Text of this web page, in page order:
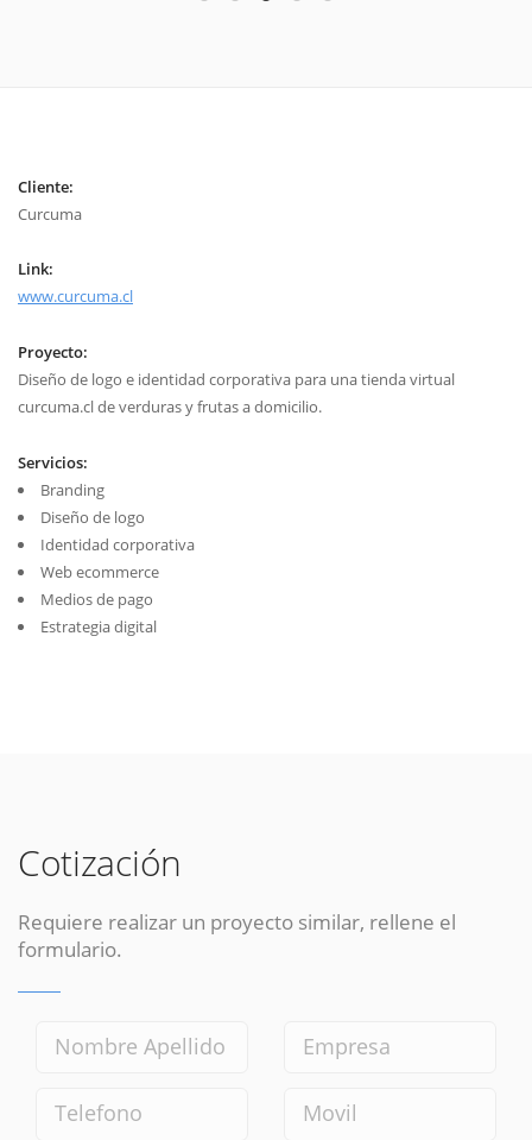
Cliente:
Curcuma
Link:
www.curcuma.cl
Proyecto:
Diseño de logo e identidad corporativa para una tienda virtual
curcuma.cl de verduras y frutas a domicilio.
Servicios:
Branding
Diseño de logo
Identidad corporativa
Web ecommerce
Medios de pago
Estrategia digital
Cotización
Requiere realizar un proyecto similar, rellene el
formulario.